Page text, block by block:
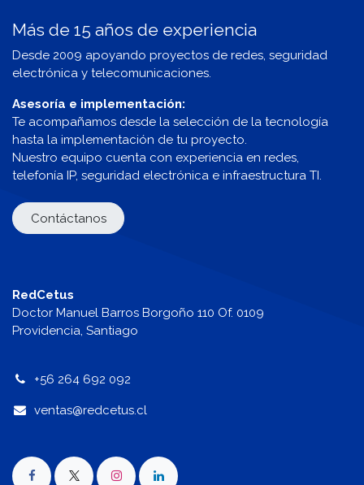
Más de 15 años de experiencia
Desde 2009 apoyando proyectos de redes, seguridad
electrónica y telecomunicaciones.
Asesoría e implementación:
Te acompañamos desde la selección de la tecnología
hasta la implementación de tu proyecto.
Nuestro equipo cuenta con experiencia en redes,
telefonía IP, seguridad electrónica e infraestructura TI.
Contáctanos
RedCetus
Doctor Manuel Barros Borgoño 110 Of. 0109
Providencia, Santiago
+56 264 692 092
ventas@redcetus.cl